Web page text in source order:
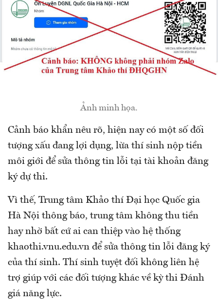
Ảnh minh họa.
Cảnh báo khẩn nêu rõ, hiện nay có một số đối
tượng xấu đang lợi dụng, lừa thí sinh nộp tiền
môi giới để sửa thông tin lỗi tại tài khoản đăng
ký dự thi.
Vì thế, Trung tâm Khảo thí Đại học Quốc gia
Hà Nội thông báo, trung tâm không thu tiền
hay nhờ bất cứ ai can thiệp vào hệ thống
khaothi.vnu.edu.vn để sửa thông tin lỗi đăng ký
của thí sinh. Thí sinh tuyệt đối không liên hệ
trợ giúp với các đối tượng khác về kỳ thi Đánh
giá năng lực.